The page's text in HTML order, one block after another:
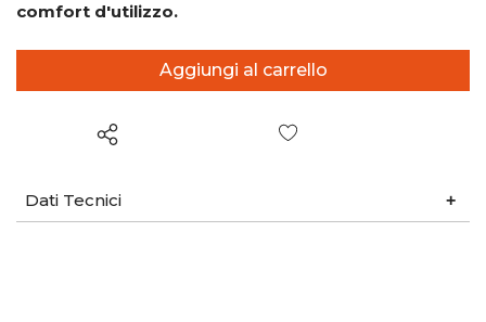
comfort d'utilizzo.
Dati Tecnici